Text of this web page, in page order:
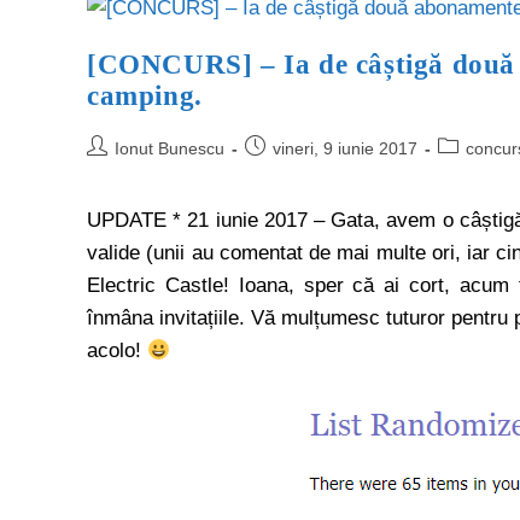
[CONCURS] – Ia de câștigă
camping.
Ionut Bunescu vineri, 9 iunie 2017
UPDATE * 21 iunie 2017 – Gata, avem o
valide (unii au comentat de mai multe ori, iar
Electric Castle! Ioana, sper că ai cort,
înmâna invitațiile. Vă mulțumesc tuturor
acolo!